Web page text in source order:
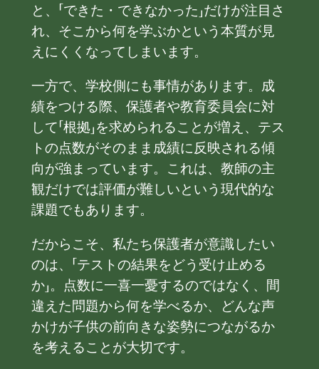
と、「できた・できなかった」だけが注目さ
れ、そこから何を学ぶかという本質が見
えにくくなってしまいます。
一方で、学校側にも事情があります。成
績をつける際、保護者や教育委員会に対
して「根拠」を求められることが増え、テス
トの点数がそのまま成績に反映される傾
向が強まっています。これは、教師の主
観だけでは評価が難しいという現代的な
課題でもあります。
だからこそ、私たち保護者が意識したい
のは、「テストの結果をどう受け止める
か」。点数に一喜一憂するのではなく、間
違えた問題から何を学べるか、どんな声
かけが子供の前向きな姿勢につながるか
を考えることが大切です。